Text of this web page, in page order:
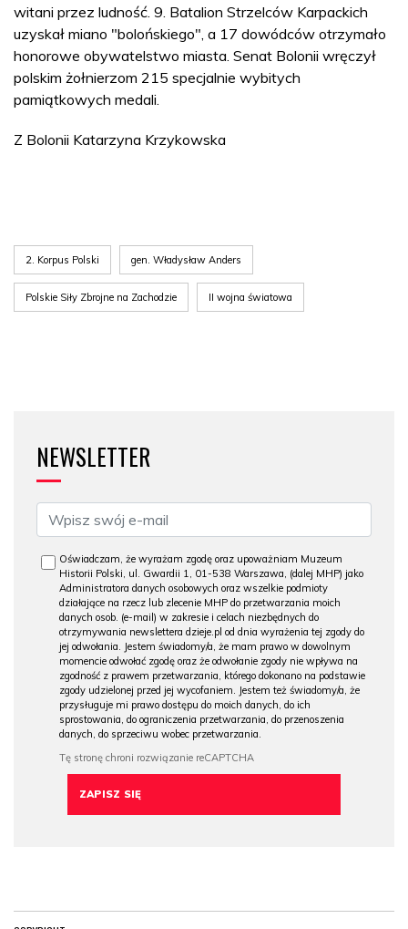
witani przez ludność. 9. Batalion Strzelców Karpackich
uzyskał miano "bolońskiego", a 17 dowódców otrzymało
honorowe obywatelstwo miasta. Senat Bolonii wręczył
polskim żołnierzom 215 specjalnie wybitych
pamiątkowych medali.
Z Bolonii Katarzyna Krzykowska
2. Korpus Polski gen. Władysław Anders
Polskie Siły Zbrojne na Zachodzie II wojna światowa
NEWSLETTER
Oświadczam, że wyrażam zgodę oraz upoważniam Muzeum
Historii Polski, ul. Gwardii 1, 01-538 Warszawa, (dalej MHP) jako
Administratora danych osobowych oraz wszelkie podmioty
działające na rzecz lub zlecenie MHP do przetwarzania moich
danych osob. (e-mail) w zakresie i celach niezbędnych do
otrzymywania newslettera dzieje.pl od dnia wyrażenia tej zgody do
jej odwołania. Jestem świadomy/a, że mam prawo w dowolnym
momencie odwołać zgodę oraz że odwołanie zgody nie wpływa na
zgodność z prawem przetwarzania, którego dokonano na podstawie
zgody udzielonej przed jej wycofaniem. Jestem też świadomy/a, że
przysługuje mi prawo dostępu do moich danych, do ich
sprostowania, do ograniczenia przetwarzania, do przenoszenia
danych, do sprzeciwu wobec przetwarzania.